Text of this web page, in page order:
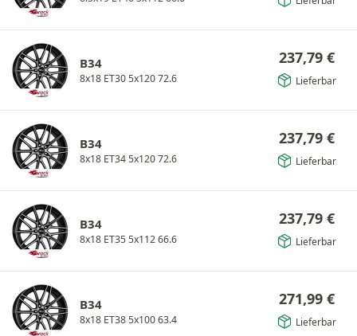
B34
8x18 ET30 5x120 72.6
237,79 €
Lieferbar
B34
8x18 ET34 5x120 72.6
237,79 €
Lieferbar
B34
8x18 ET35 5x112 66.6
237,79 €
Lieferbar
B34
8x18 ET38 5x100 63.4
271,99 €
Lieferbar